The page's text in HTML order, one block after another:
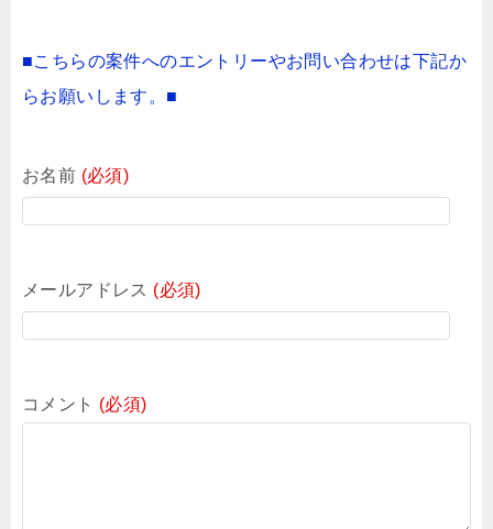
■こちらの案件へのエントリーやお問い合わせは下記か
らお願いします。■
お名前 (必須)
メールアドレス (必須)
コメント (必須)